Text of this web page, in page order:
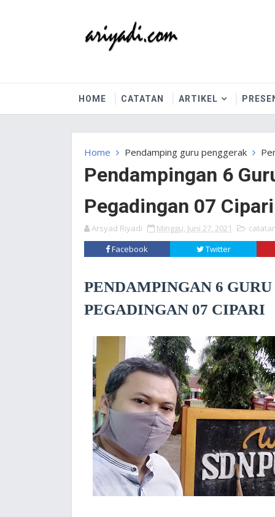
HOME CATATAN ARTIKEL
Home Pendamping guru penggerak
Pendampingan 6
Pegadingan 07 Cipari
Arsyad Riyadi Minggu, Juni 27, 2021
Facebook
Twitter
PENDAMPINGAN 6
PEGADINGAN 07 CIPARI